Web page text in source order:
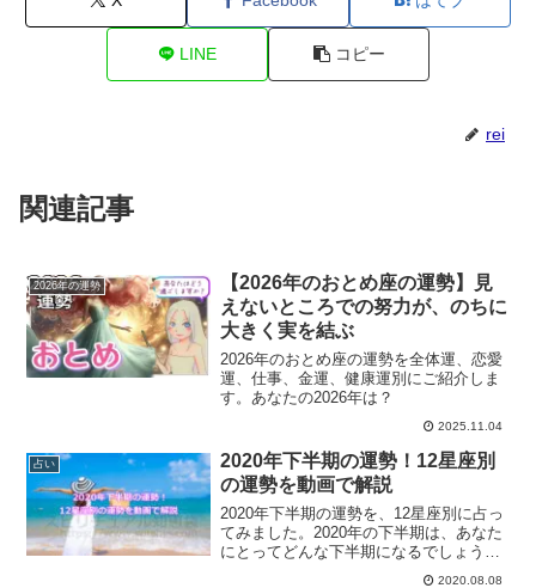
LINE コピー
rei
関連記事
2026年の運勢
【2026年のおとめ座の運勢】見
えないところでの努力が、のちに
大きく実を結ぶ
2026年のおとめ座の運勢を全体運、恋愛
運、仕事、金運、健康運別にご紹介しま
す。あなたの2026年は？
2025.11.04
占い
2020年下半期の運勢！12星座別
の運勢を動画で解説
2020年下半期の運勢を、12星座別に占っ
てみました。2020年の下半期は、あなた
にとってどんな下半期になるでしょう
か？12星座別の運勢を動画で詳しく解説
2020.08.08